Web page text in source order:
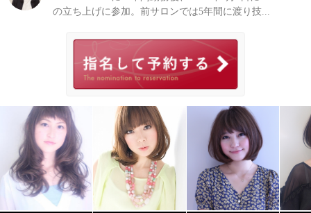
の立ち上げに参加。前サロンでは5年間に渡り技...